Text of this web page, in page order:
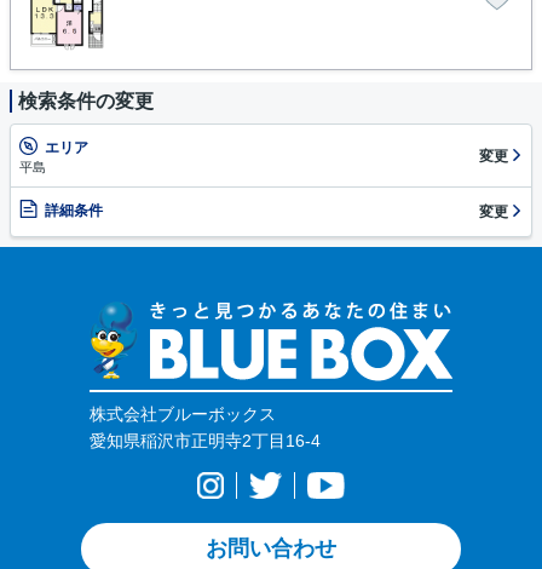
検索条件の変更
エリア
平島
変更
詳細条件 変更
株式会社ブルーボックス
愛知県稲沢市正明寺2丁目16-4
お問い合わせ